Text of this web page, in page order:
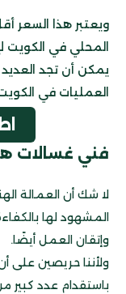
ويعتبر هذا السعر
المحلي في الكويت
يمكن أن تجد
العمليات في
فني غسالات
لا شك أن العمالة
المشهود لها
وإتقان العمل أيضًا.
ولأننا حريصين على
باستقدام عدد كبير